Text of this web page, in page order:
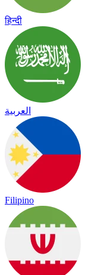
हिन्दी
العربية
Filipino